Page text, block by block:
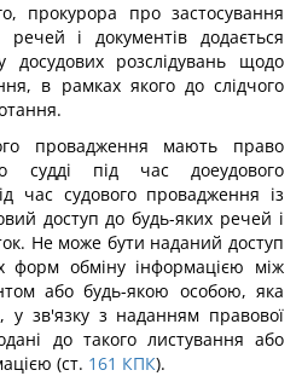
прокурора про застосування
і документів додається
досудових розслідувань щодо
в рамках якого до слідчого
провадження мають право
судді під час доеудового
час судового провадження із
доступ до будь-яких речей і
Не може бути наданий доступ
форм обміну інформацією між
або будь-якою особою, яка
у зв'язку з наданням правової
до такого листування або
(ст. 161 КПК).